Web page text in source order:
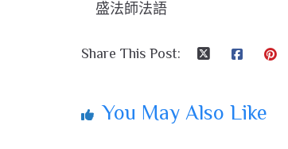
盛法師法語
Share This Post:
You May Also Like